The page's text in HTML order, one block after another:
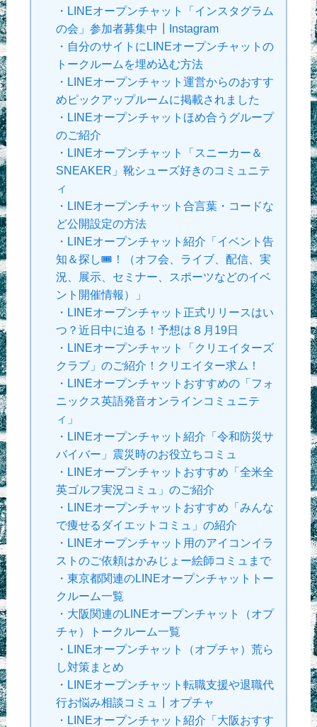
・ LINEオープンチャット「インスタグラム
の会」参加者募集中┃Instagram
・ 自分のサイトにLINEオープンチャットの
トークルームを埋め込む方法
・ LINEオープンチャット運営からのおすす
めピックアップルームに掲載されました
・ LINEオープンチャットほめ合うグループ
のご紹介
・ LINEオープンチャット「スニーカー＆
SNEAKER」靴シューズ好きのコミュニテ
ィ
・ LINEオープンチャット合言葉・コードな
ど公開設定の方法
・ LINEオープンチャット紹介「イベント告
知＆探し🎟！（オフ会、ライブ、配信、実
況、展示、セミナー、スポーツなどのイベ
ント開催情報）」
・ LINEオープンチャット正式リリースはい
つ？近日中に迫る！予想は８月19日
・ LINEオープンチャット「クリエイターズ
クラブ」のご紹介！クリエイター求ム！
・ LINEオープンチャットおすすめの「フォ
ニックス英語発音オンラインコミュニテ
ィ」
・ LINEオープンチャット紹介「令和防災サ
バイバー」震災時のお役立ちコミュ
・ LINEオープンチャットおすすめ「全米全
英ゴルフ実況コミュ」のご紹介
・ LINEオープンチャットおすすめ「みんな
で痩せるダイエットコミュ」の紹介
・ LINEオープンチャット用のアイコンイラ
ストのご依頼はかみじょー絵師コミュまで
・ 東京都関連のLINEオープンチャットトー
クルーム一覧
・ 大阪関連のLINEオープンチャット（オプ
チャ）トークルーム一覧
・ LINEオープンチャット（オプチャ）荒ら
し対策まとめ
・ LINEオープンチャット転職支援や退職代
行お悩み相談コミュ┃オプチャ
・ LINEオープンチャット紹介「大阪おすす